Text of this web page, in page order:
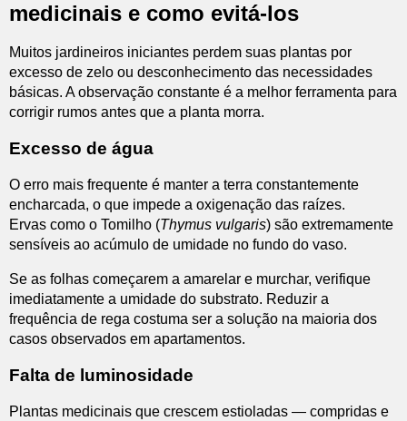
medicinais e como evitá-los
Muitos jardineiros iniciantes perdem suas plantas por
excesso de zelo ou desconhecimento das necessidades
básicas. A observação constante é a melhor ferramenta para
corrigir rumos antes que a planta morra.
Excesso de água
O erro mais frequente é manter a terra constantemente
encharcada, o que impede a oxigenação das raízes.
Ervas como o Tomilho (Thymus vulgaris) são extremamente
sensíveis ao acúmulo de umidade no fundo do vaso.
Se as folhas começarem a amarelar e murchar, verifique
imediatamente a umidade do substrato. Reduzir a
frequência de rega costuma ser a solução na maioria dos
casos observados em apartamentos.
Falta de luminosidade
Plantas medicinais que crescem estioladas — compridas e